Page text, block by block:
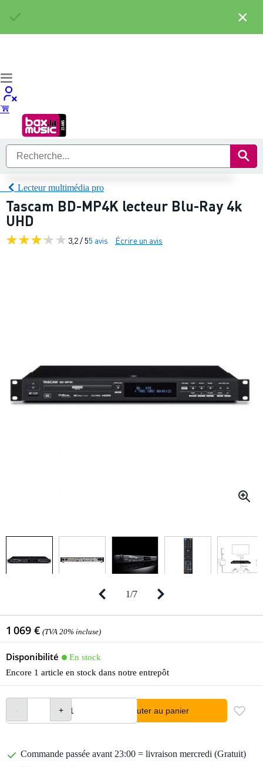
Lecteur multimédia pro
Tascam BD-MP4K lecteur Blu-Ray 4k
UHD
3,2 / 55 avis Écrire un avis
1/7
1 069 € (TVA 20% incluse)
Disponibilité
En stock
Encore 1 article en stock dans notre entrepôt
Ajouter au panier
Commande passée avant 23:00 = livraison mercredi (Gratuit)
×